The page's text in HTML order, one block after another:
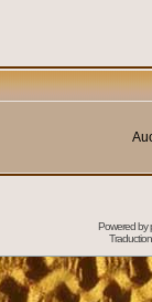
Powered by